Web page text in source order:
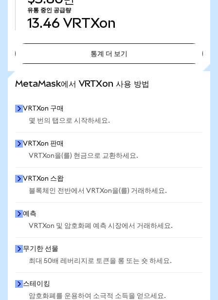
유통 중인 공급량
13.46 VRTXon
통계 더 보기
MetaMask에서 VRTXon 사용 방법
VRTXon 구매
몇 번의 탭으로 시작하세요.
VRTXon 판매
VRTXon을(를) 현금으로 교환하세요.
VRTXon 스왑
블록체인 전반에서 VRTXon을(를) 거래하세요.
예측
VRTXon 및 암호화폐 예측 시장에서 거래하세요.
무기한 선물
최대 50배 레버리지로 토큰을 롱 또는 숏 하세요.
스테이킹
암호화폐를 운용하여 소극적 소득을 얻으세요.